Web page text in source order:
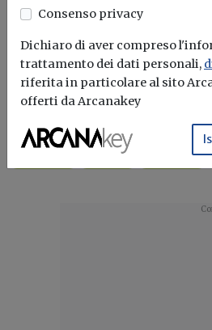
Attualità
Nuovo Tuir, dal 2027
Testo unico delle
confermati anche i
Pubblicato il decreto legislativo n.
disciplina fiscale in...
Consenso privacy
Dichiaro di aver compreso
trattamento dei dati personali,
riferita in particolare al sito
offerti da Arcanakey